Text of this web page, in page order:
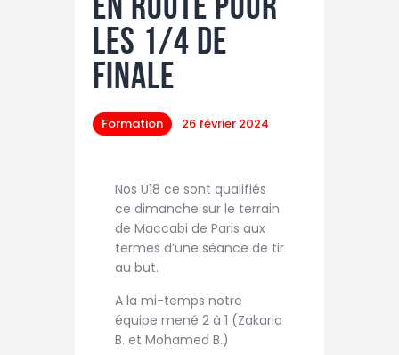
les 1/4 de
finale
Formation 26 février 2024
Nos U18 ce sont qualifiés
ce dimanche sur le terrain
de Maccabi de Paris aux
termes d’une séance de tir
au but.
A la mi-temps notre
équipe mené 2 à 1 (Zakaria
B. et Mohamed B.)